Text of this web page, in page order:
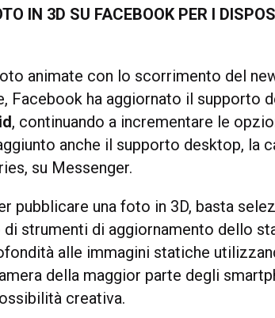
IN 3D SU FACEBOOK PER I
animate con lo scorrimento del
Facebook ha aggiornato il supporto
, continuando a incrementare le
anche il supporto desktop, la
su Messenger.
pubblicare una foto in 3D, basta
di strumenti di aggiornamento dello
alle immagini statiche
della maggior parte degli
creativa.